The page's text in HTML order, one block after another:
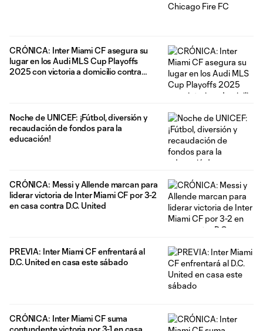
CRÓNICA: Inter Miami CF asegura su
lugar en los Audi MLS Cup Playoffs
2025 con victoria a domicilio contra
Noche de UNICEF: ¡Fútbol, ​​diversión y
recaudación de fondos para la
educación!
CRÓNICA: Messi y Allende marcan para
liderar victoria de Inter Miami CF por 3-2
en casa contra D.C. United
PREVIA: Inter Miami CF enfrentará al
D.C. United en casa este sábado
CRÓNICA: Inter Miami CF suma
contundente victoria por 3-1 en casa